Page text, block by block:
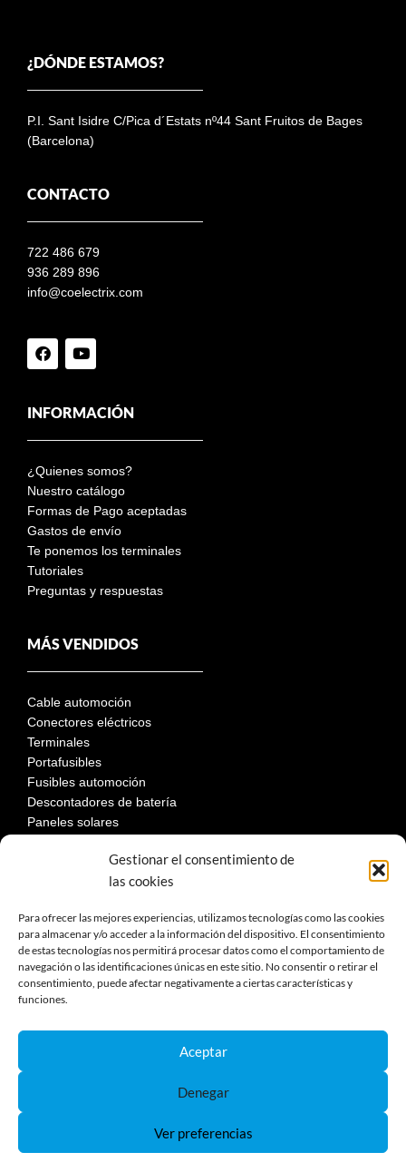
Gestionar el consentimiento de
las cookies
Para ofrecer las mejores experiencias, utilizamos tecnologías como las cookies
para almacenar y/o acceder a la información del dispositivo. El consentimiento
de estas tecnologías nos permitirá procesar datos como el comportamiento de
navegación o las identificaciones únicas en este sitio. No consentir o retirar el
consentimiento, puede afectar negativamente a ciertas características y
funciones.
Aceptar
Denegar
Ver preferencias
¿DÓNDE ESTAMOS?
P.I. Sant Isidre C/Pica d´Estats nº44 Sant Fruitos de Bages
(Barcelona)
CONTACTO
722 486 679
936 289 896
info@coelectrix.com
INFORMACIÓN
¿Quienes somos?
Nuestro catálogo
Formas de Pago aceptadas
Gastos de envío
Te ponemos los terminales
Tutoriales
Preguntas y respuestas
MÁS VENDIDOS
Cable automoción
Conectores eléctricos
Terminales
Portafusibles
Fusibles automoción
Descontadores de batería
Paneles solares
Aviso Legal
Política de privacidad
Política de cookies
Términos y condiciones de compra
Reclamaciones y desestimiento